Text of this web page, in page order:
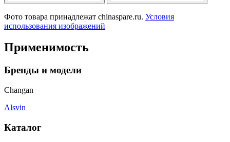
Фото товара принадлежат chinaspare.ru. Условия
использования изображений
Применимость
Бренды и модели
Changan
Alsvin
Каталог